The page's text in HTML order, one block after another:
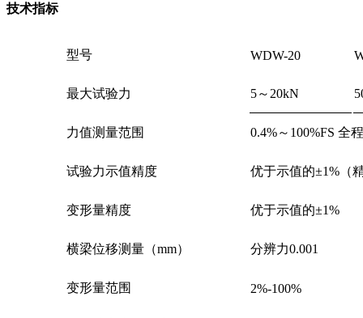
技术指标
型号 WDW-20
最大试验力 5～20kN
力值测量范围 0.4%～100%FS 全
试验力示值精度 优于示值的±1%（
变形量精度 优于示值的±1%
横梁位移测量（mm） 分辨力0.001
变形量范围 2%-100%